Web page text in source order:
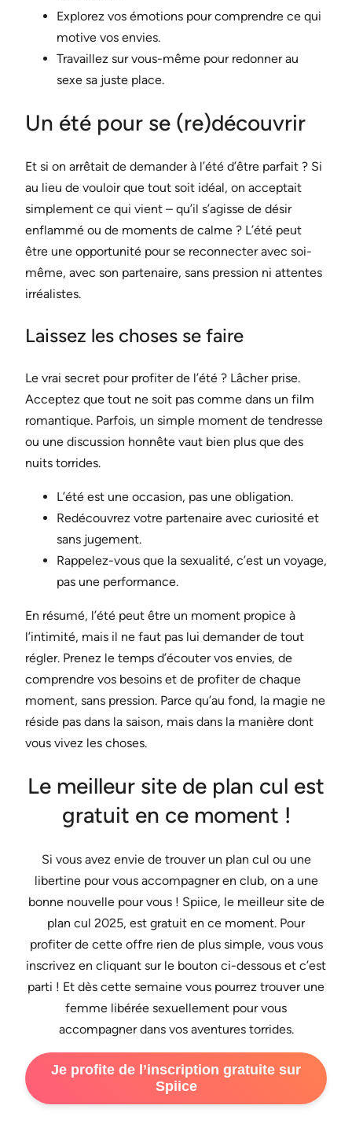
Explorez vos émotions pour comprendre ce qui
motive vos envies.
Travaillez sur vous-même pour redonner au
sexe sa juste place.
Un été pour se (re)découvrir
Et si on arrêtait de demander à l’été d’être parfait ? Si
au lieu de vouloir que tout soit idéal, on acceptait
simplement ce qui vient – qu’il s’agisse de désir
enflammé ou de moments de calme ? L’été peut
être une opportunité pour se reconnecter avec soi-
même, avec son partenaire, sans pression ni attentes
irréalistes.
Laissez les choses se faire
Le vrai secret pour profiter de l’été ? Lâcher prise.
Acceptez que tout ne soit pas comme dans un film
romantique. Parfois, un simple moment de tendresse
ou une discussion honnête vaut bien plus que des
nuits torrides.
L’été est une occasion, pas une obligation.
Redécouvrez votre partenaire avec curiosité et
sans jugement.
Rappelez-vous que la sexualité, c’est un voyage,
pas une performance.
En résumé, l’été peut être un moment propice à
l’intimité, mais il ne faut pas lui demander de tout
régler. Prenez le temps d’écouter vos envies, de
comprendre vos besoins et de profiter de chaque
moment, sans pression. Parce qu’au fond, la magie ne
réside pas dans la saison, mais dans la manière dont
vous vivez les choses.
Le meilleur site de plan cul est
gratuit en ce moment !
Si vous avez envie de trouver un plan cul ou une
libertine pour vous accompagner en club, on a une
bonne nouvelle pour vous ! Spiice, le meilleur site de
plan cul 2025, est gratuit en ce moment. Pour
profiter de cette offre rien de plus simple, vous vous
inscrivez en cliquant sur le bouton ci-dessous et c’est
parti ! Et dès cette semaine vous pourrez trouver une
femme libérée sexuellement pour vous
accompagner dans vos aventures torrides.
Je profite de l’inscription gratuite sur
Spiice